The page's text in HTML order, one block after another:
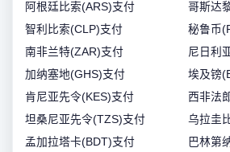
阿根廷比索(ARS)支付
哥斯达
智利比索(CLP)支付
秘鲁币
南非兰特(ZAR)支付
尼日利
加纳塞地(GHS)支付
埃及镑
肯尼亚先令(KES)支付
西非法
坦桑尼亚先令(TZS)支付
乌拉圭
孟加拉塔卡(BDT)支付
巴林第